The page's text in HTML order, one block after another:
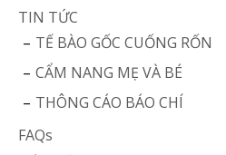
TIN TỨC
TẾ BÀO GỐC CUỐNG RỐN
CẨM NANG MẸ VÀ BÉ
THÔNG CÁO BÁO CHÍ
FAQs